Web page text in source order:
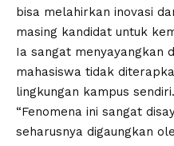
bisa melahirkan inovasi
masing kandidat untuk
Ia sangat menyayangkan
mahasiswa tidak
lingkungan kampus sendiri.
“Fenomena ini sangat
seharusnya digaungkan